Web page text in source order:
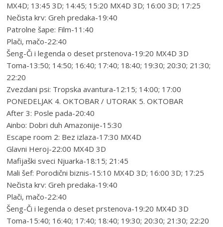
MX4D; 13:45 3D; 14:45; 15:20 MX4D 3D; 16:00 3D; 17:25
Nečista krv: Greh predaka-19:40
Patrolne šape: Film-11:40
Plači, mačo-22:40
Šeng-Či i legenda o deset prstenova-19:20 MX4D 3D
Toma-13:50; 14:50; 16:40; 17:40; 18:40; 19:30; 20:30; 21:30;
22:20
Zvezdani psi: Tropska avantura-12:15; 14:00; 17:00
PONEDELJAK 4. OKTOBAR / UTORAK 5. OKTOBAR
After 3: Posle pada-20:40
Ainbo: Dobri duh Amazonije-15:30
Escape room 2: Bez izlaza-17:30 MX4D
Glavni Heroj-22:00 MX4D 3D
Mafijaški sveci Njuarka-18:15; 21:45
Mali šef: Porodični biznis-15:10 MX4D 3D; 16:00 3D; 17:25
Nečista krv: Greh predaka-19:40
Plači, mačo-22:40
Šeng-Či i legenda o deset prstenova-19:20 MX4D 3D
Toma-15:40; 16:40; 17:40; 18:40; 19:30; 20:30; 21:30; 22:20